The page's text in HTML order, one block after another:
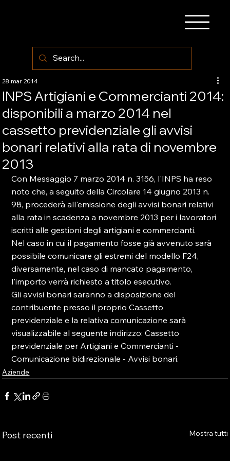
INPS Artigiani e Commercianti 2014:
disponibili a marzo 2014 nel
cassetto previdenziale gli avvisi
bonari relativi alla rata di novembre
2013
28 mar 2014
Con Messaggio 7 marzo 2014 n. 3156, l'INPS ha reso
noto che, a seguito della Circolare 14 giugno 2013 n.
98, procederà all'emissione degli avvisi bonari relativi
alla rata in scadenza a novembre 2013 per i lavoratori
iscritti alle gestioni degli artigiani e commercianti.
Nel caso in cui il pagamento fosse già avvenuto sarà
possibile comunicare gli estremi del modello F24,
diversamente, nel caso di mancato pagamento,
l'importo verrà richiesto a titolo esecutivo.
Gli avvisi bonari saranno a disposizione del
contribuente presso il proprio Cassetto
previdenziale e la relativa comunicazione sarà
visualizzabile al seguente indirizzo: Cassetto
previdenziale per Artigiani e Commercianti -
Comunicazione bidirezionale - Avvisi bonari.
Aziende
Post recenti Mostra tutti